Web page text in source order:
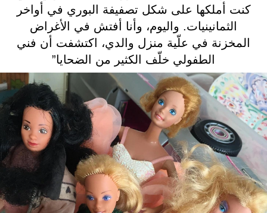
كنت أملكها على شكل تصفيفة البوري في أواخر
الثمانينيات. واليوم، وأنا أفتش في الأغراض
المخزنة في علّية منزل والدي، اكتشفت أن فني
الطفولي خلّف الكثير من الضحايا”